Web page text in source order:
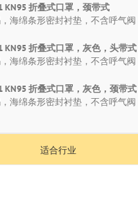
KN95 折叠式口罩，颈带式
海绵条形密封衬垫，不含呼气
KN95 折叠式口罩，灰色，头带式
海绵条形密封衬垫，不含呼气
KN95 折叠式口罩，灰色，颈带式
海绵条形密封衬垫，不含呼气
适合行业